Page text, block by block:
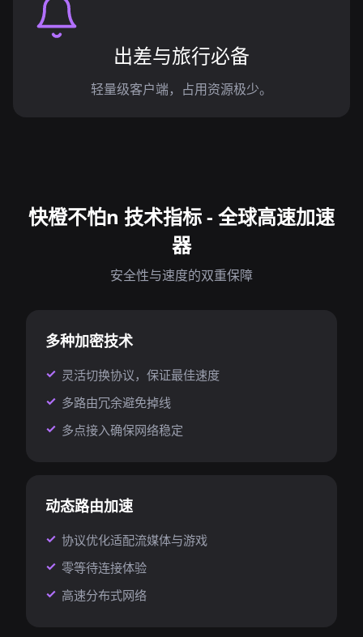
出差与旅行必备
轻量级客户端，占用资源极少。
快橙不怕n 技术指标 - 全球高速加速
器
安全性与速度的双重保障
多种加密技术
灵活切换协议，保证最佳速度
多路由冗余避免掉线
多点接入确保网络稳定
动态路由加速
协议优化适配流媒体与游戏
零等待连接体验
高速分布式网络